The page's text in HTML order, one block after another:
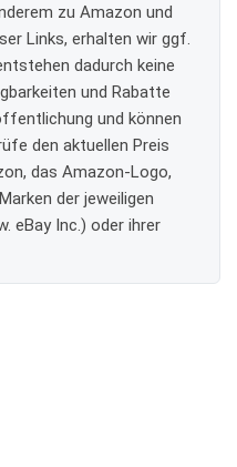
zu Amazon und
Links, erhalten wir ggf.
dadurch keine
und Rabatte
und können
den aktuellen Preis
das Amazon-Logo,
der jeweiligen
eBay Inc.) oder ihrer